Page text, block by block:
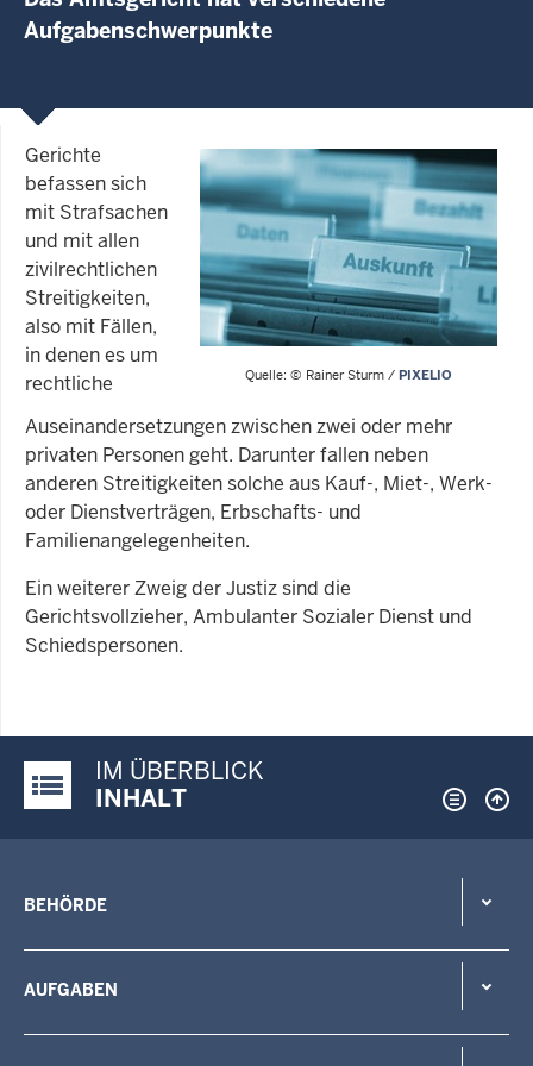
Aufgabenschwerpunkte
Quelle: © Rainer Sturm / PIXELIO
Gerichte
befassen sich
mit Strafsachen
und mit allen
zivilrechtlichen
Streitigkeiten,
also mit Fällen,
in denen es um
rechtliche
Auseinandersetzungen zwischen zwei oder mehr
privaten Personen geht. Darunter fallen neben
anderen Streitigkeiten solche aus Kauf-, Miet-, Werk-
oder Dienstverträgen, Erbschafts- und
Familienangelegenheiten.
Ein weiterer Zweig der Justiz sind die
Gerichtsvollzieher, Ambulanter Sozialer Dienst und
Schiedspersonen.
Justiz-Portal im Überblick:
IM ÜBERBLICK
INHALT
BEHÖRDE
AUFGABEN